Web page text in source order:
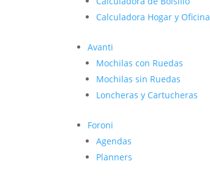
Calculadora Hogar y Oficina
Avanti
Mochilas con Ruedas
Mochilas sin Ruedas
Loncheras y Cartucheras
Foroni
Agendas
Planners